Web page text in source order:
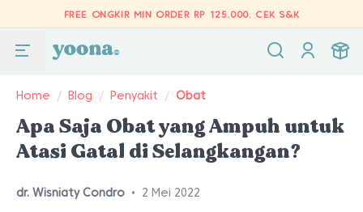
FREE ONGKIR MIN ORDER RP 125.000. CEK S&K
Home / Blog / Penyakit / Obat
Apa Saja Obat yang Ampuh untuk
Atasi Gatal di Selangkangan?
dr. Wisniaty Condro • 2 Mei 2022